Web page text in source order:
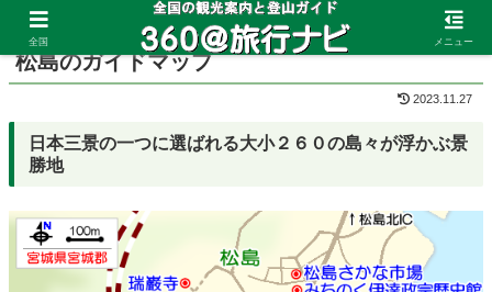
ホーム 宮城県 松島
松島のガイドマップ
2023.11.27
日本三景の一つに選ばれる大小２６０の島々が浮かぶ景
勝地
全国 メニュー